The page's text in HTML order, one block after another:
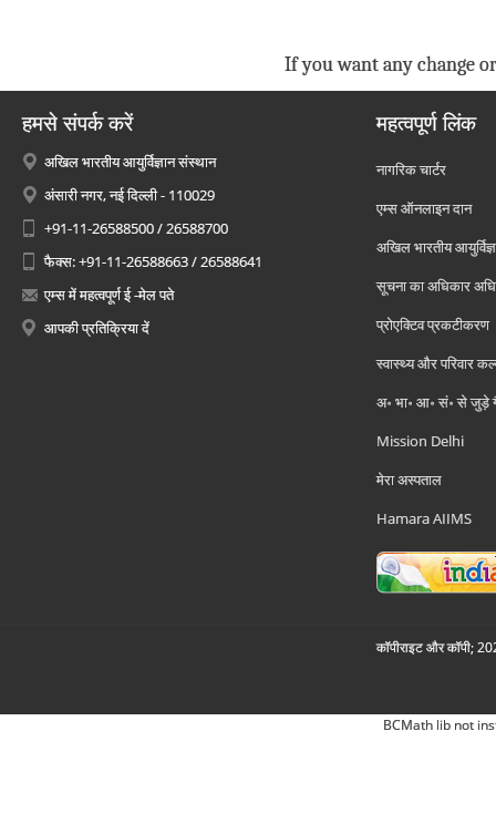
If you want any change
हमसे संपर्क करें
अखिल भारतीय आयुर्विज्ञान संस्थान
अंसारी नगर, नई दिल्ली - 110029
+91-11-26588500 / 26588700
फैक्स: +91-11-26588663 / 26588641
एम्स में महत्वपूर्ण ई -मेल पते
आपकी प्रतिक्रिया दें
महत्वपूर्ण लिंक
नागरिक चार्टर
एम्स ऑनलाइन दान
अखिल भारतीय
सूचना का अधिकार
प्रोएक्टिव प्रकटीकरण
स्वास्थ्य और परिवार
अ॰ भा॰ आ॰ सं॰ से जुड़े
Mission Delhi
मेरा अस्पताल
Hamara AIIMS
कॉपीराइट और कॉपी;
BCMath lib not